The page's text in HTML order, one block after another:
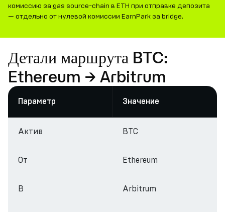
комиссию за gas source-chain в ETH при отправке депозита
— отдельно от нулевой комиссии EarnPark за bridge.
Детали маршрута BTC:
Ethereum → Arbitrum
Параметр Значение
Актив BTC
От Ethereum
В Arbitrum